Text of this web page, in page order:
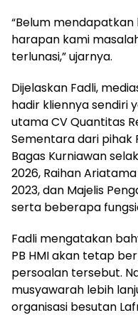
“Belum mendapatkan
harapan kami
terlunasi,” ujarnya.
Dijelaskan Fadli,
hadir kliennya sendiri
utama CV Quantitas
Sementara dari pihak
Bagas Kurniawan
2026, Raihan
2023, dan Majelis
serta beberapa
Fadli mengatakan
PB HMI akan tetap
persoalan tersebut.
musyawarah lebih
organisasi besutan